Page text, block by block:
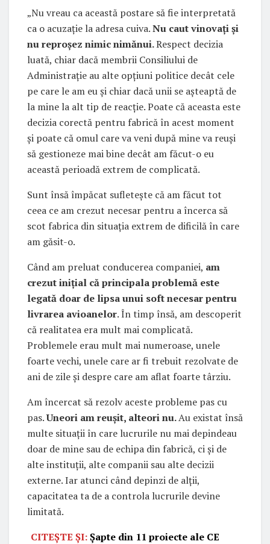
„Nu vreau ca această postare să fie interpretată
ca o acuzație la adresa cuiva.Nu caut vinovați și
nu reproșez nimic nimănui.Respect decizia
luată, chiar dacă membrii Consiliului de
Administrație au alte opțiuni politice decât cele
pe care le am eu și chiar dacă unii se așteaptă de
la mine la alt tip de reacție. Poate că aceasta este
decizia corectă pentru fabrică în acest moment
și poate că omul care va veni după mine va reuși
să gestioneze mai bine decât am făcut-o eu
această perioadă extrem de complicată.
Sunt însă împăcat sufletește că am făcut tot
ceea ce am crezut necesar pentru a încerca să
scot fabrica din situația extrem de dificilă în care
am găsit-o.
Când am preluat conducerea companiei, am
crezut inițial că principala problemă este
legată doar de lipsa unui soft necesar pentru
livrarea avioanelor. În timp însă, am descoperit
că realitatea era mult mai complicată.
Problemele erau mult mai numeroase, unele
foarte vechi, unele care ar fi trebuit rezolvate de
ani de zile și despre care am aflat foarte târziu.
Am încercat să rezolv aceste probleme pas cu
pas.Uneori am reușit, alteori nu.Au existat însă
multe situații în care lucrurile nu mai depindeau
doar de mine sau de echipa din fabrică, ci și de
alte instituții, alte companii sau alte decizii
externe. Iar atunci când depinzi de alții,
capacitatea ta de a controla lucrurile devine
limitată.
CITEȘTE ȘI:Șapte din 11 proiecte ale CE